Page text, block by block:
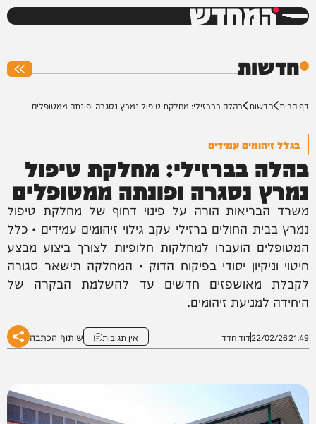
המחדש
חדשות
דף הבית חדשות בהלה בברזילי: מחלקת טיפול נמרץ נסגרה ופונתה ממטופלים
בגלל זיהומים עמידים
בהלה בברזילי: מחלקת טיפול
נמרץ נסגרה ופונתה ממטופלים
משרד הבריאות הורה על פינוי דחוף של מחלקת טיפול
נמרץ בבית החולים ברזילי עקב גילוי זיהומים עמידים • כלל
המטופלים הועברו למחלקות חלופיות לצורך ביצוע מבצע
חיטוי וניקיון יסודי בפיקוח הדוק • המחלקה תישאר סגורה
לקבלת מאושפזים חדשים עד להשלמת הבקרה של
היחידה למניעת זיהומים.
21:49
22/02/26דוד חדד אין תגובות שיתוף הכתבה